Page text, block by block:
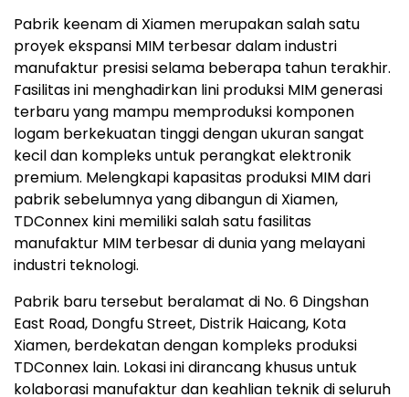
Pabrik keenam di Xiamen merupakan salah satu
proyek ekspansi MIM terbesar dalam industri
manufaktur presisi selama beberapa tahun terakhir.
Fasilitas ini menghadirkan lini produksi MIM generasi
terbaru yang mampu memproduksi komponen
logam berkekuatan tinggi dengan ukuran sangat
kecil dan kompleks untuk perangkat elektronik
premium. Melengkapi kapasitas produksi MIM dari
pabrik sebelumnya yang dibangun di Xiamen,
TDConnex kini memiliki salah satu fasilitas
manufaktur MIM terbesar di dunia yang melayani
industri teknologi.
Pabrik baru tersebut beralamat di No. 6 Dingshan
East Road, Dongfu Street, Distrik Haicang, Kota
Xiamen, berdekatan dengan kompleks produksi
TDConnex lain. Lokasi ini dirancang khusus untuk
kolaborasi manufaktur dan keahlian teknik di seluruh